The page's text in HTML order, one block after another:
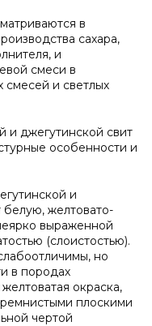
в
сахара,
и
смеси в
смесей и светлых
и джегутинской свит
особенности и
и
белую, желтовато-
выраженной
(слоистостью).
но
в породах
окраска,
плоскими
чертой